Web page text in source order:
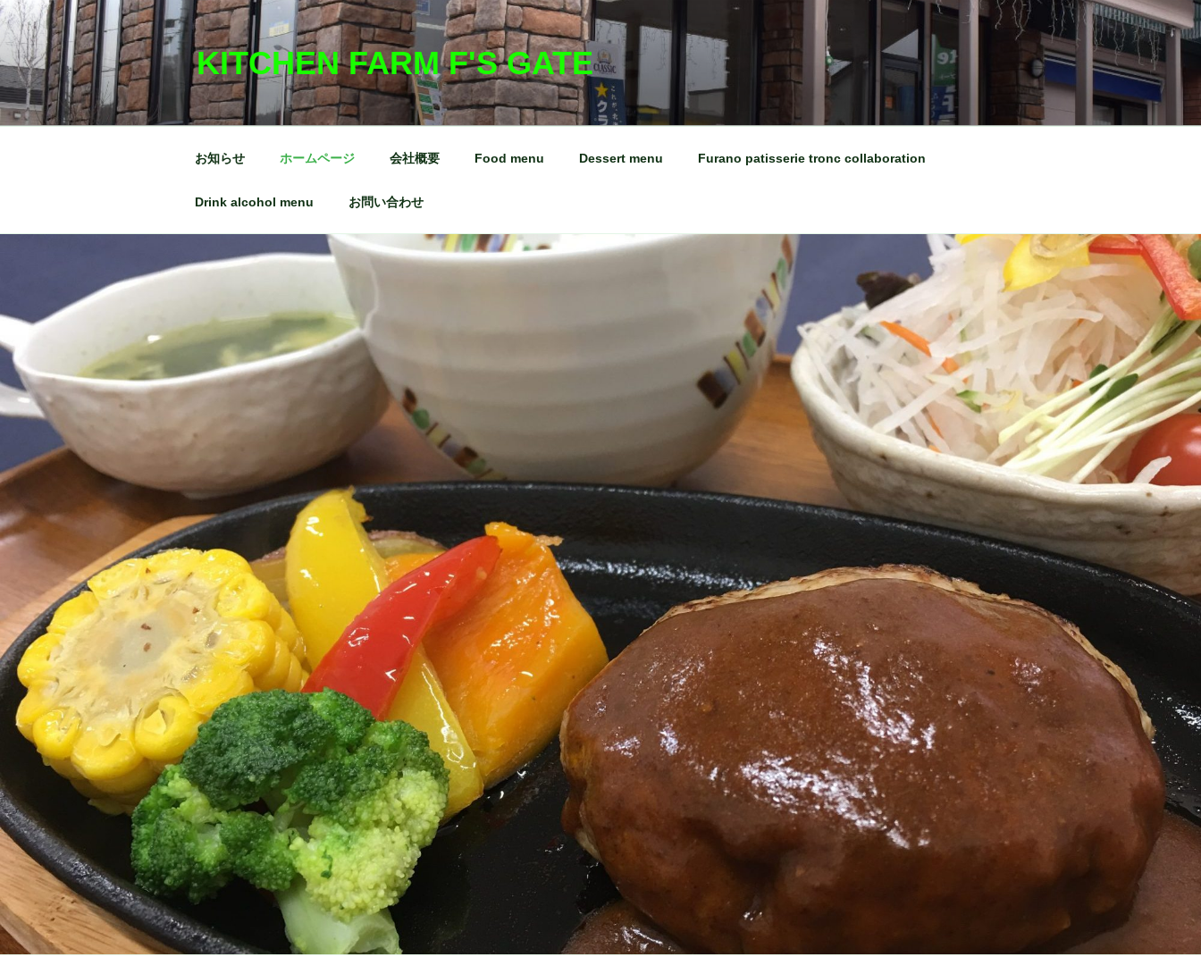
コ
ン
テ
へ
KITCHEN FARM F'S GATE
お知らせ ホームページ 会社概要 Food menu Dessert menu Furano patisserie tronc collaboration
Drink alcohol menu お問い合わせ